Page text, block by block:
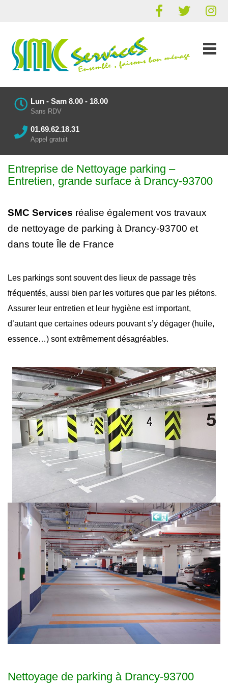
Lun - Sam 8.00 - 18.00
Sans RDV
01.69.62.18.31
Appel gratuit
Entreprise de Nettoyage parking –
Entretien, grande surface à Drancy-93700
SMC Services réalise également vos travaux
de nettoyage de parking à Drancy-93700 et
dans toute Île de France
Les parkings sont souvent des lieux de passage très
fréquentés, aussi bien par les voitures que par les piétons.
Assurer leur entretien et leur hygiène est important,
d’autant que certaines odeurs pouvant s’y dégager (huile,
essence…) sont extrêmement désagréables.
Nettoyage de parking à Drancy-93700